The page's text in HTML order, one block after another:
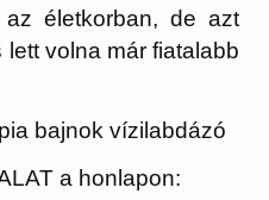
életkorban, de azt
volna már fiatalabb
bajnok vízilabdázó
a honlapon: